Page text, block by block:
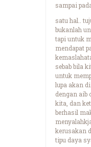
sampai
satu hal..
bukanlah
tapi untuk
mendapat
sebab bila
untuk
lupa akan
dengan aib
kita, dan
berhasil
kerusakan
tipu daya